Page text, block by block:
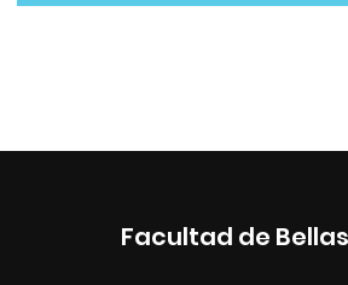
de
Facultad de